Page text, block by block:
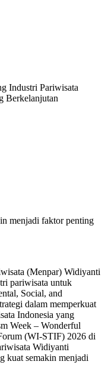
Industri Pariwisata
Berkelanjutan
menjadi faktor penting
(Menpar) Widiyanti
pariwisata untuk
Social, and
dalam memperkuat
Indonesia yang
Week – Wonderful
(WI-STIF) 2026 di
Widiyanti
kuat semakin menjadi